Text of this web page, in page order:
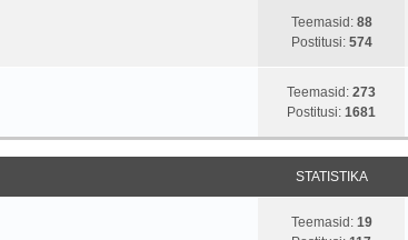
Teemasid: 88
Postitusi: 574
Teemasid: 273
Postitusi: 1681
STATISTIKA
Teemasid: 19